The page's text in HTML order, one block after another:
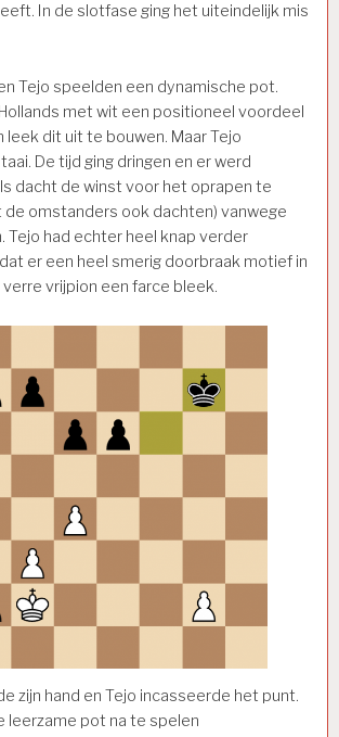
In de slotfase ging het uiteindelijk mis
Tejo speelden een dynamische pot.
met wit een positioneel voordeel
leek dit uit te bouwen. Maar Tejo
De tijd ging dringen en er werd
dacht de winst voor het oprapen te
de omstanders ook dachten) vanwege
Tejo had echter heel knap verder
er een heel smerig doorbraak motief in
vrijpion een farce bleek.
zijn hand en Tejo incasseerde het punt.
leerzame pot na te spelen